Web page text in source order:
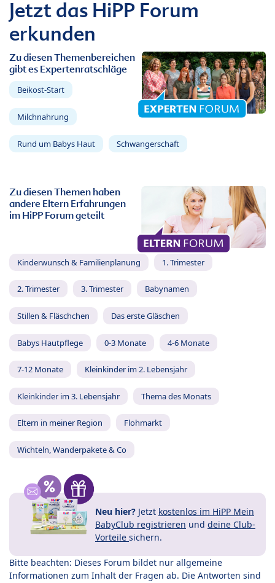
Jetzt das HiPP Forum
erkunden
Zu diesen Themenbereichen
gibt es Expertenratschläge
Beikost-Start
Milchnahrung
Rund um Babys Haut Schwangerschaft
Zu diesen Themen haben
andere Eltern Erfahrungen
im HiPP Forum geteilt
Kinderwunsch & Familienplanung 1. Trimester
2. Trimester 3. Trimester Babynamen
Stillen & Fläschchen Das erste Gläschen
Babys Hautpflege 0-3 Monate 4-6 Monate
7-12 Monate Kleinkinder im 2. Lebensjahr
Kleinkinder im 3. Lebensjahr Thema des Monats
Eltern in meiner Region Flohmarkt
Wichteln, Wanderpakete & Co
Neu hier? Jetzt kostenlos im HiPP Mein
BabyClub registrieren und deine Club-
Vorteile sichern.
Bitte beachten: Dieses Forum bildet nur allgemeine
Informationen zum Inhalt der Fragen ab. Die Antworten sind